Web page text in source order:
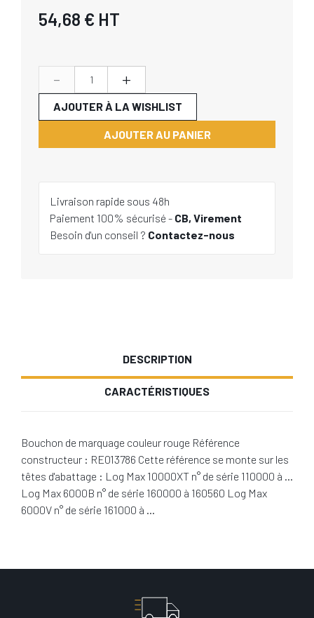
54,68 € HT
- +
AJOUTER AU PANIER
AJOUTER À LA WISHLIST
Livraison rapide sous 48h
Paiement 100% sécurisé - CB, Virement
Besoin d'un conseil ? Contactez-nous
DESCRIPTION
CARACTÉRISTIQUES
Bouchon de marquage couleur rouge Référence
constructeur : RE013786 Cette référence se monte sur les
têtes d'abattage : Log Max 10000XT n° de série 110000 à …
Log Max 6000B n° de série 160000 à 160560 Log Max
6000V n° de série 161000 à …